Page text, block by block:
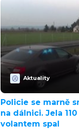
Aktuality
Policie se marně
na dálnici. Jela
volantem spal